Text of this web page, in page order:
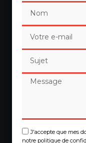
J'accepte que mes
notre politique de